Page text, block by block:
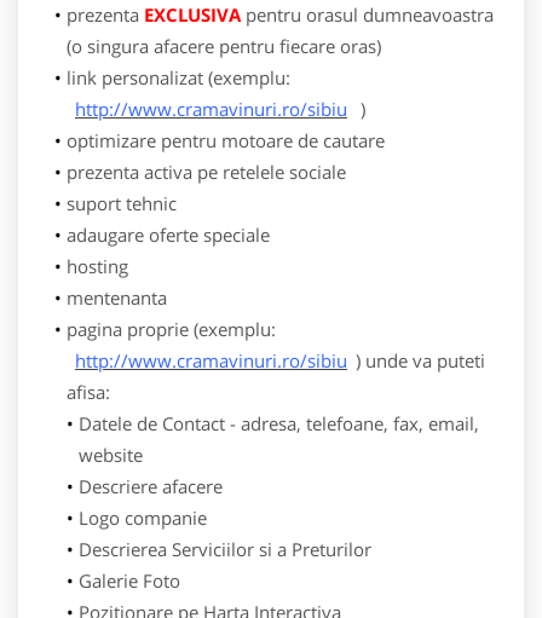
prezenta EXCLUSIVApentru orasul dumneavoastra
(o singura afacere pentru fiecare oras)
link personalizat (exemplu:
http://www.cramavinuri.ro/sibiu )
optimizare pentru motoare de cautare
prezenta activa pe retelele sociale
suport tehnic
adaugare oferte speciale
hosting
mentenanta
pagina proprie (exemplu:
http://www.cramavinuri.ro/sibiu ) unde va puteti
afisa:
Datele de Contact - adresa, telefoane, fax, email,
website
Descriere afacere
Logo companie
Descrierea Serviciilor si a Preturilor
Galerie Foto
Pozitionare pe Harta Interactiva